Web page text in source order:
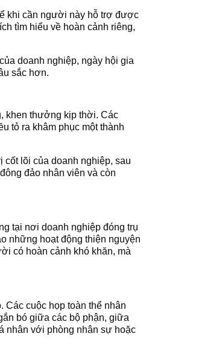
khi cần người này hỗ trợ được
tìm hiểu về hoàn cảnh riêng,
doanh nghiệp, ngày hội gia
sắc hơn.
khen thưởng kịp thời. Các
tỏ ra khâm phục một thành
cốt lõi của doanh nghiệp, sau
đảo nhân viên và còn
tại nơi doanh nghiệp đóng trụ
những hoạt động thiện nguyện
có hoàn cảnh khó khăn, mà
Các cuộc họp toàn thể nhân
bó giữa các bộ phận, giữa
nhân với phòng nhân sự hoặc